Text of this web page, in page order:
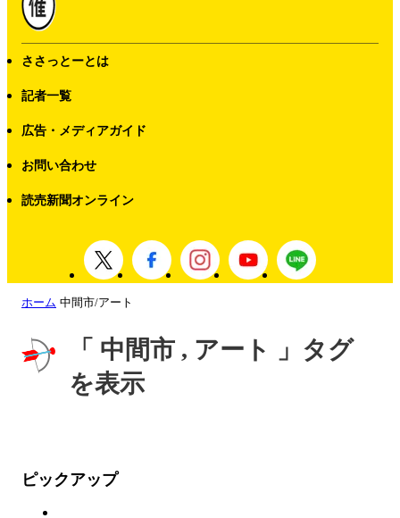
ささっとーとは
記者一覧
広告・メディアガイド
お問い合わせ
読売新聞オンライン
ホーム 中間市/アート
「 中間市 , アート 」タグ
を表示
ピックアップ